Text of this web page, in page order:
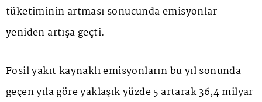
tüketiminin artması sonucunda emisyonlar
yeniden artışa geçti.
Fosil yakıt kaynaklı emisyonların bu yıl sonunda
geçen yıla göre yaklaşık yüzde 5 artarak 36,4 milyar